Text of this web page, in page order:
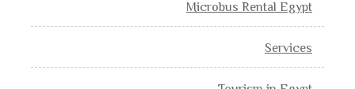
Microbus Rental Egypt
Services